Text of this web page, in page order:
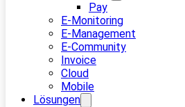
Pay
E-Monitoring
E-Management
E-Community
Invoice
Cloud
Mobile
Lösungen